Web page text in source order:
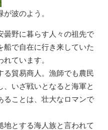
波のよう。
曇野に暮らす人々の祖先で
船で自在に行き来していた
ています。
る貿易商人。漁師でも農民
いざ戦いとなると海軍と
ることは、壮大なロマンで
地とする海人族と言われて